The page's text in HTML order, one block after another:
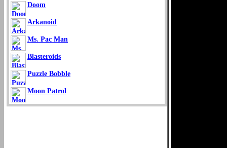
Doom
Arkanoid
Ms. Pac Man
Blasteroids
Puzzle Bobble
Moon Patrol